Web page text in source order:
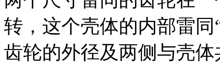
转，这个壳体的内部雷
齿轮的外径及两侧与壳